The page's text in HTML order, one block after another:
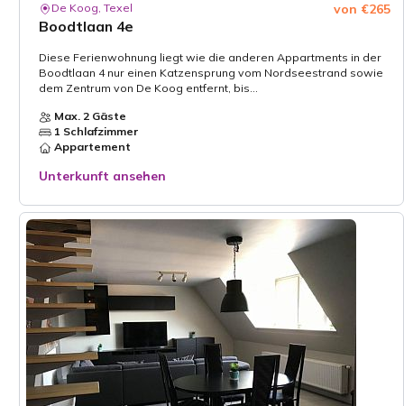
De Koog, Texel
Boodtlaan 4e
von €265
Diese Ferienwohnung liegt wie die anderen Appartments in der
Boodtlaan 4 nur einen Katzensprung vom Nordseestrand sowie
dem Zentrum von De Koog entfernt, bis...
Max. 2 Gäste
1 Schlafzimmer
Appartement
Unterkunft ansehen